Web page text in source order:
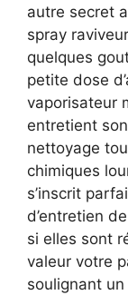
autre secret
spray
quelques
petite dose
vaporisateur
entretient
nettoyage
chimiques
s’inscrit
d’entretien
si elles sont
valeur votre
soulignant